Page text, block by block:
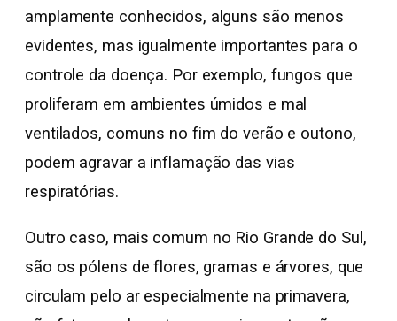
amplamente conhecidos, alguns são menos
evidentes, mas igualmente importantes para o
controle da doença. Por exemplo, fungos que
proliferam em ambientes úmidos e mal
ventilados, comuns no fim do verão e outono,
podem agravar a inflamação das vias
respiratórias.
Outro caso, mais comum no Rio Grande do Sul,
são os pólens de flores, gramas e árvores, que
circulam pelo ar especialmente na primavera,